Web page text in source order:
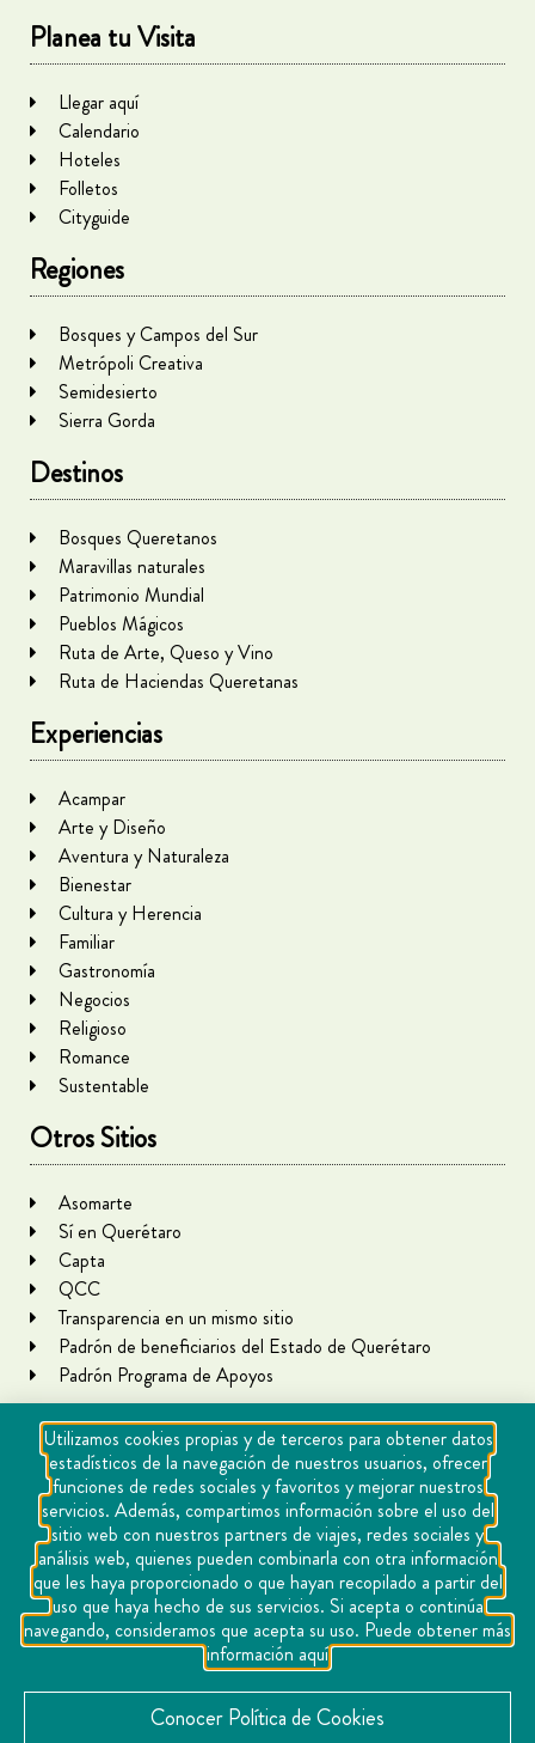
Planea tu Visita
Llegar aquí
Calendario
Hoteles
Folletos
Cityguide
Regiones
Bosques y Campos del Sur
Metrópoli Creativa
Semidesierto
Sierra Gorda
Destinos
Bosques Queretanos
Maravillas naturales
Patrimonio Mundial
Pueblos Mágicos
Ruta de Arte, Queso y Vino
Ruta de Haciendas Queretanas
Experiencias
Acampar
Arte y Diseño
Aventura y Naturaleza
Bienestar
Cultura y Herencia
Familiar
Gastronomía
Negocios
Religioso
Romance
Sustentable
Otros Sitios
Asomarte
Sí en Querétaro
Capta
QCC
Transparencia en un mismo sitio
Padrón de beneficiarios del Estado de Querétaro
Padrón Programa de Apoyos
Copyright Querétaro Travel 2021 | v 1.1
Cookies
Aviso de privacidad
Directorio
Contacto
Utilizamos cookies propias y de terceros para obtener datos
estadísticos de la navegación de nuestros usuarios, ofrecer
funciones de redes sociales y favoritos y mejorar nuestros
servicios. Además, compartimos información sobre el uso del
sitio web con nuestros partners de viajes, redes sociales y
análisis web, quienes pueden combinarla con otra información
que les haya proporcionado o que hayan recopilado a partir del
uso que haya hecho de sus servicios. Si acepta o continúa
navegando, consideramos que acepta su uso. Puede obtener más
información aquí
Conocer Política de Cookies